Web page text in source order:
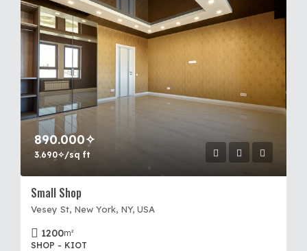
890.000✧
3.690✧/sq ft
Small Shop
Vesey St, New York, NY, USA
1200m²
SHOP - KIOT